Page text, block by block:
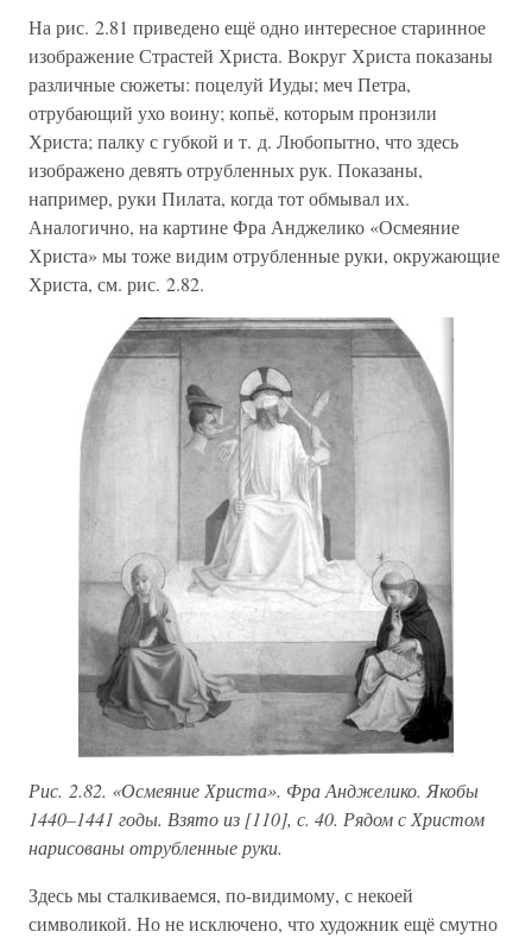
На рис. 2.81 приведено ещё одно интересное старинное
изображение Страстей Христа. Вокруг Христа показаны
различные сюжеты: поцелуй Иуды; меч Петра,
отрубающий ухо воину; копьё, которым пронзили
Христа; палку с губкой и т. д. Любопытно, что здесь
изображено девять отрубленных рук. Показаны,
например, руки Пилата, когда тот обмывал их.
Аналогично, на картине Фра Анджелико «Осмеяние
Христа» мы тоже видим отрубленные руки, окружающие
Христа, см. рис. 2.82.
Рис. 2.82. «Осмеяние Христа». Фра Анджелико. Якобы
1440–1441 годы. Взято из [110], с. 40. Рядом с Христом
нарисованы отрубленные руки.
Здесь мы сталкиваемся, по-видимому, с некоей
символикой. Но не исключено, что художник ещё смутно